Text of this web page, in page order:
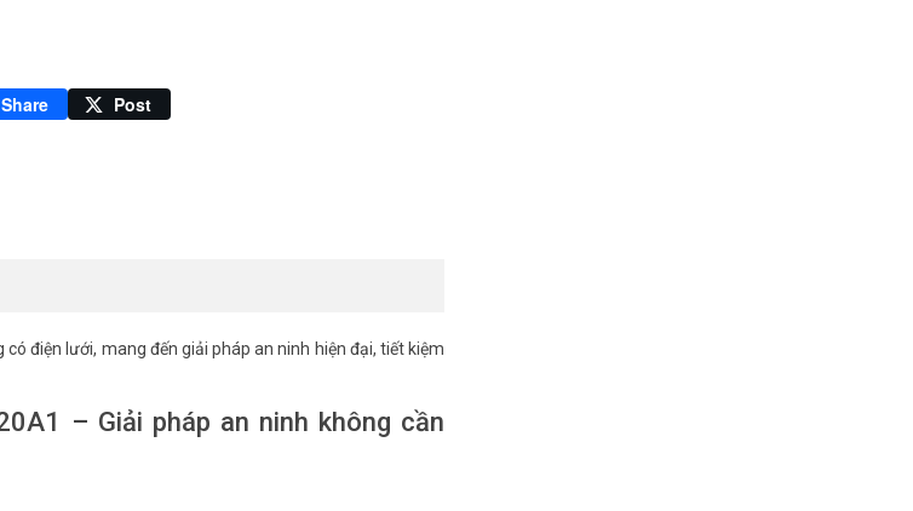
Share Post
điện lưới, mang đến giải pháp an ninh hiện đại, tiết kiệm
– Giải pháp an ninh không cần